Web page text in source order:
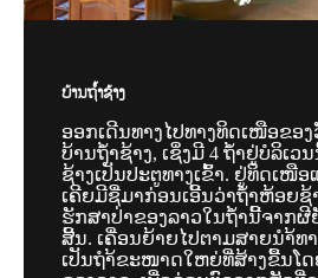
ບ້ານຖ້ຳຊ້າງ
ອອກເດີນທາງໄປທາງທິດເໜືອຂອ
ບ້ານຖ້ຳຊ້າງ, ເຊິ່ງມີ 4 ຖ້ຳຢູ່ບໍລິເວ
ຊ້າງເປັນປະຕູທາງເຂົ້າ. ຢູ່ທິດເໜື
ເຄີຍມີຊື່ມາກ່ອນເອີ້ນວ່າຖ້ຳຫ້ອຍຊ້
ຮັກສາປ່າຂອງລາວໃນຖ້ຳນີ້ຈາກຜີ
ສີ້ນ. ເຄື່ອນຍ້າຍໄປຕາມສາຍນຳ້ທາ
ເປັນຖຳ້ຂະໜາດໃຫຍ່ທີ່ສ້າງຂື້ນໂ